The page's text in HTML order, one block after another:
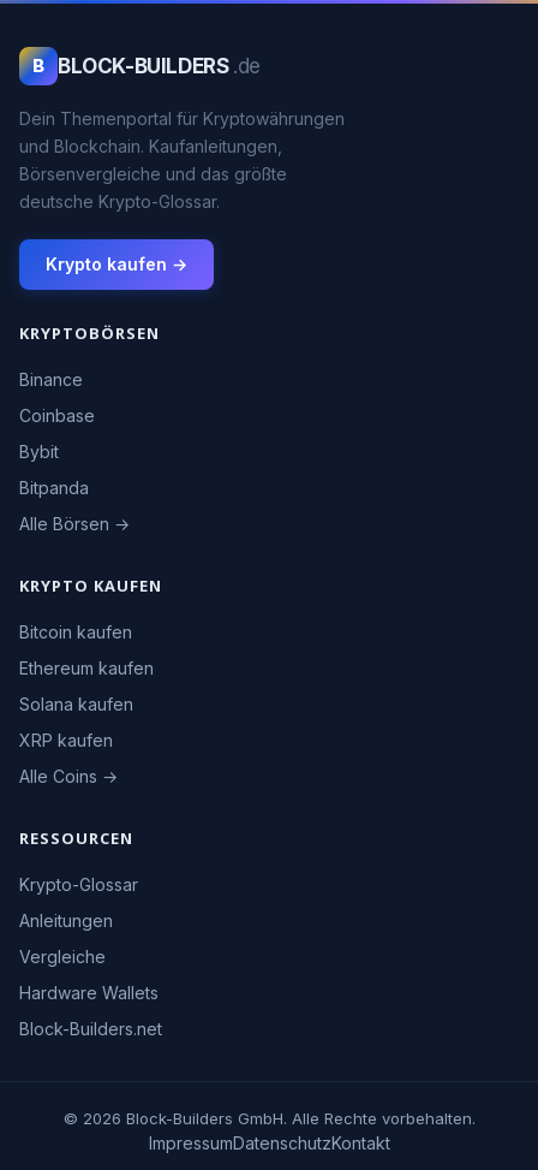
B BLOCK-BUILDERS .de
Dein Themenportal für Kryptowährungen
und Blockchain. Kaufanleitungen,
Börsenvergleiche und das größte
deutsche Krypto-Glossar.
Krypto kaufen →
KRYPTOBÖRSEN
Binance
Coinbase
Bybit
Bitpanda
Alle Börsen →
KRYPTO KAUFEN
Bitcoin kaufen
Ethereum kaufen
Solana kaufen
XRP kaufen
Alle Coins →
RESSOURCEN
Krypto-Glossar
Anleitungen
Vergleiche
Hardware Wallets
Block-Builders.net
© 2026 Block-Builders GmbH. Alle Rechte vorbehalten.
ImpressumDatenschutzKontakt